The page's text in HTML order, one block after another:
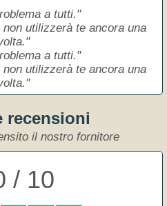
a tutti.
utilizzerà te ancora una
a tutti.
utilizzerà te ancora una
recensioni
il nostro fornitore
/ 10